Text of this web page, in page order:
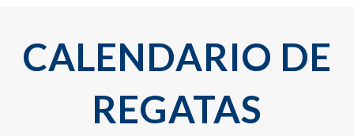
CALENDARIO DE
REGATAS